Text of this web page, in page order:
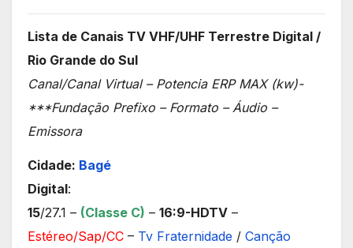
Lista de Canais TV VHF/UHF Terrestre Digital /
Rio Grande do Sul
Canal/Canal Virtual – Potencia ERP MAX (kw)-
***Fundação Prefixo – Formato – Áudio –
Emissora
Cidade: Bagé
Digital:
15/27.1 – (Classe C) – 16:9-HDTV –
Estéreo/Sap/CC – Tv Fraternidade / Canção